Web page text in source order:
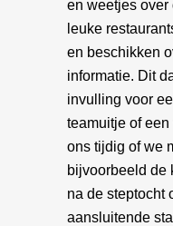
en weetjes over
leuke
en beschikken
informatie. Dit
invulling voor
teamuitje of
ons tijdig of we
bijvoorbeeld de
na de steptocht
aansluitende